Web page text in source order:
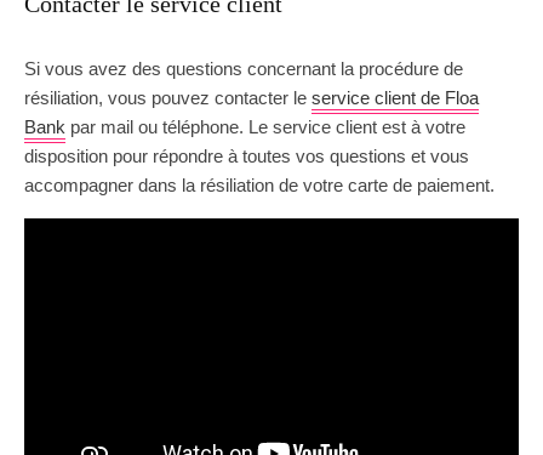
Si vous avez des questions concernant la procédure de
résiliation, vous pouvez contacter le service client de Floa
Bank par mail ou téléphone. Le service client est à votre
disposition pour répondre à toutes vos questions et vous
accompagner dans la résiliation de votre carte de paiement.